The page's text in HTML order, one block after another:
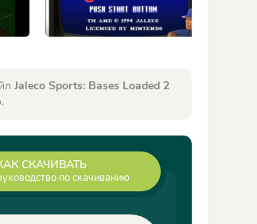
Jaleco Sports: Bases Loaded 2
СКАЧИВАТЬ
по скачиванию